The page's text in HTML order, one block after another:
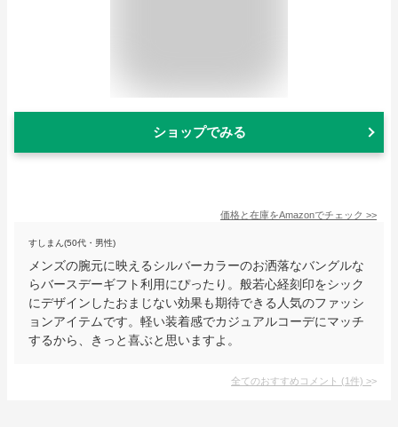
ショップでみる
価格と在庫をAmazonでチェック >>
すしまん(50代・男性)
メンズの腕元に映えるシルバーカラーのお洒落なバングルな
らバースデーギフト利用にぴったり。般若心経刻印をシック
にデザインしたおまじない効果も期待できる人気のファッシ
ョンアイテムです。軽い装着感でカジュアルコーデにマッチ
するから、きっと喜ぶと思いますよ。
全てのおすすめコメント (1件) >